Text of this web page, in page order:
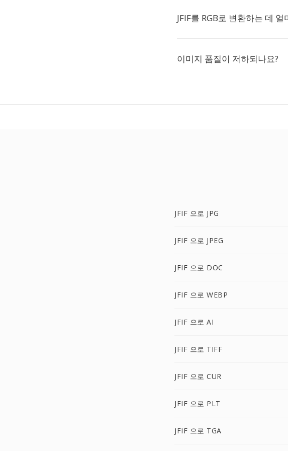
JFIF를 RGB로 변환하는 데
이미지 품질이 저하되나요?
JFIF 으로 JPG
JFIF 으로 JPEG
JFIF 으로 DOC
JFIF 으로 WEBP
JFIF 으로 AI
JFIF 으로 TIFF
JFIF 으로 CUR
JFIF 으로 PLT
JFIF 으로 TGA